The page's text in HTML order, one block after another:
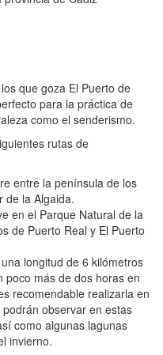
que goza El Puerto de
para la práctica de
como el senderismo.
rutas de
entre la península de los
de la Algaida.
en el Parque Natural de la
de Puerto Real y El Puerto
longitud de 6 kilómetros
poco más de dos horas en
recomendable realizarla en
observar en estas
como algunas lagunas
invierno.